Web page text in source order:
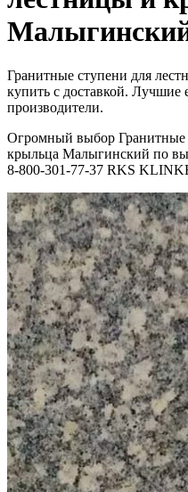
Гранитные ступени для
купить с доставкой. Лучшие
производители.
Огромный выбор Гранитные
крыльца Малыгинский по
8-800-301-77-37 RKS